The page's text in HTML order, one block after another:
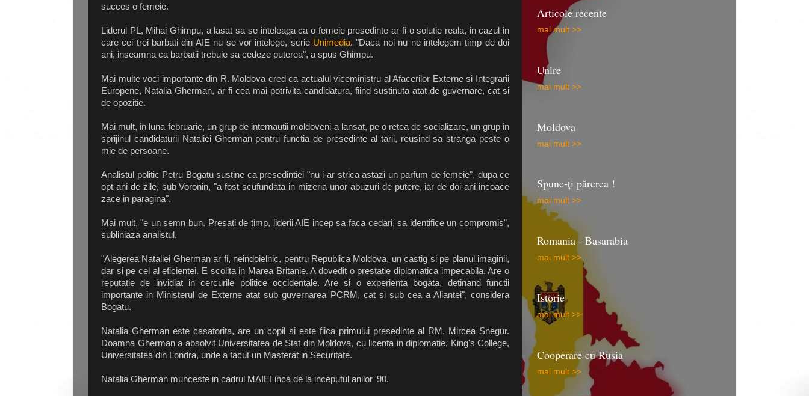
succes o femeie.
Liderul PL, Mihai Ghimpu, a lasat sa se inteleaga ca o femeie presedinte ar fi o solutie reala, in cazul in
care cei trei barbati din AIE nu se vor intelege, scrie Unimedia. "Daca noi nu ne intelegem timp de doi
ani, inseamna ca barbatii trebuie sa cedeze puterea", a spus Ghimpu.
Mai multe voci importante din R. Moldova cred ca actualul viceministru al Afacerilor Externe si Integrarii
Europene, Natalia Gherman, ar fi cea mai potrivita candidatura, fiind sustinuta atat de guvernare, cat si
de opozitie.
Mai mult, in luna februarie, un grup de internautii moldoveni a lansat, pe o retea de socializare, un grup in
sprijinul candidaturii Nataliei Gherman pentru functia de presedinte al tarii, reusind sa stranga peste o
mie de persoane.
Analistul politic Petru Bogatu sustine ca presedintiei "nu i-ar strica astazi un parfum de femeie", dupa ce
opt ani de zile, sub Voronin, "a fost scufundata in mizeria unor abuzuri de putere, iar de doi ani incoace
zace in paragina".
Mai mult, "e un semn bun. Presati de timp, liderii AIE incep sa faca cedari, sa identifice un compromis",
subliniaza analistul.
"Alegerea Nataliei Gherman ar fi, neindoielnic, pentru Republica Moldova, un castig si pe planul imaginii,
dar si pe cel al eficientei. E scolita in Marea Britanie. A dovedit o prestatie diplomatica impecabila. Are o
reputatie de invidiat in cercurile politice occidentale. Are si o experienta bogata, detinand functii
importante in Ministerul de Externe atat sub guvernarea PCRM, cat si sub cea a Aliantei", considera
Bogatu.
Natalia Gherman este casatorita, are un copil si este fiica primului presedinte al RM, Mircea Snegur.
Doamna Gherman a absolvit Universitatea de Stat din Moldova, cu licenta in diplomatie, King's College,
Universitatea din Londra, unde a facut un Masterat in Securitate.
Natalia Gherman munceste in cadrul MAIEI inca de la inceputul anilor '90.
Articole recente
mai mult >>
Unire
mai mult >>
Moldova
mai mult >>
Spune-ţi părerea !
mai mult >>
Romania - Basarabia
mai mult >>
Istorie
mai mult >>
Cooperare cu Rusia
mai mult >>